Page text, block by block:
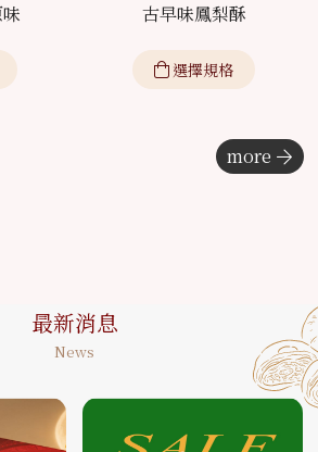
古早味鳳梨酥
選擇規格
more
最新消息
News